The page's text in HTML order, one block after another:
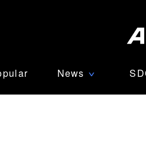
News ∨